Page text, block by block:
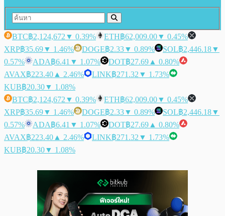
BTC฿2,124,672 ▼ 0.39% ETH฿62,009.00▼ 0.45%
XRP฿35.69▼ 1.46% DOGE฿2.33▼ 0.89% SOL฿2,446.18▼
0.57%
ADA฿6.41 ▼ 1.07% DOT฿27.69 ▲ 0.80%
AVAX฿223.40 ▲ 2.46% LINK฿271.32 ▼ 1.73%
KUB฿20.30▼ 1.08%
BTC฿2,124,672 ▼ 0.39% ETH฿62,009.00▼ 0.45%
XRP฿35.69▼ 1.46% DOGE฿2.33▼ 0.89% SOL฿2,446.18▼
0.57%
ADA฿6.41 ▼ 1.07% DOT฿27.69 ▲ 0.80%
AVAX฿223.40 ▲ 2.46% LINK฿271.32 ▼ 1.73%
KUB฿20.30▼ 1.08%